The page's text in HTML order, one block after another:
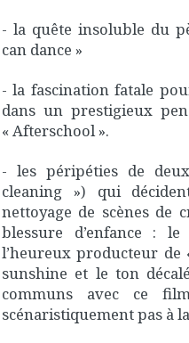
- la quête insoluble du
can dance »
- la fascination fatale
dans un prestigieux
« Afterschool ».
- les péripéties de
cleaning ») qui
nettoyage de scènes de
blessure d’enfance :
l’heureux producteur
sunshine et le ton
communs avec ce
scénaristiquement pas à